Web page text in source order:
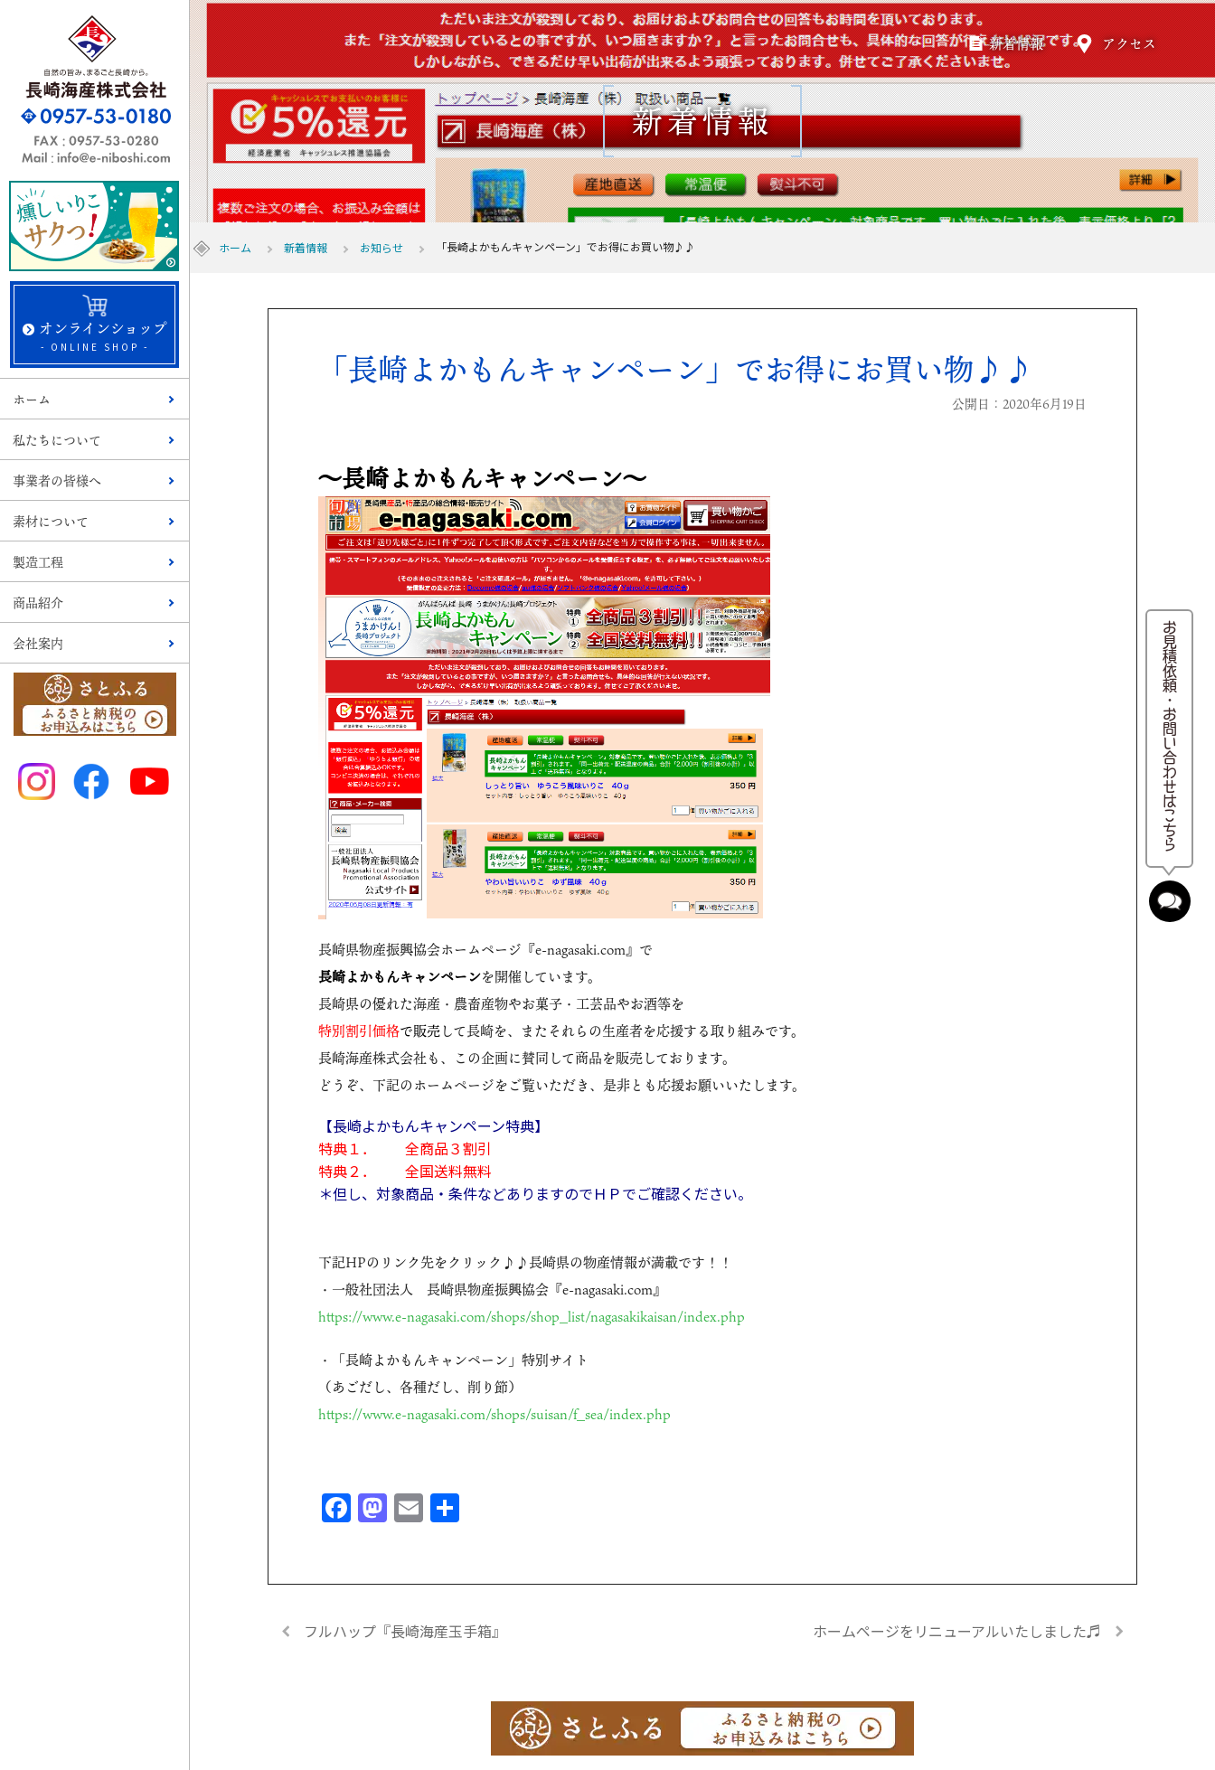
オンラインショップ
- ONLINE SHOP -
ホーム
私たちについて
事業者の皆様へ
素材について
製造工程
商品紹介
会社案内 お見積依頼・お問い合わせはこちら
新着情報 アクセス
新着情報
ホーム 新着情報 お知らせ 「長崎よかもんキャンペーン」でお得にお買い物♪♪
「長崎よかもんキャンペーン」でお得にお買い物♪♪
公開日：2020年6月19日
～長崎よかもんキャンペーン～
長崎県物産振興協会ホームページ『e-nagasaki.com』で
長崎よかもんキャンペーンを開催しています。
長崎県の優れた海産・農畜産物やお菓子・工芸品やお酒等を
特別割引価格で販売して長崎を、またそれらの生産者を応援する取り組みです。
長崎海産株式会社も、この企画に賛同して商品を販売しております。
どうぞ、下記のホームページをご覧いただき、是非とも応援お願いいたします。
【長崎よかもんキャンペーン特典】
特典１．
全商品３割引
特典２．
全国送料無料
＊但し、対象商品・条件などありますのでＨＰでご確認ください。
下記HPのリンク先をクリック♪♪長崎県の物産情報が満載です！！
・一般社団法人 長崎県物産振興協会『e-nagasaki.com』
https://www.e-nagasaki.com/shops/shop_list/nagasakikaisan/index.php
・「長崎よかもんキャンペーン」特別サイト
（あごだし、各種だし、削り節）
https://www.e-nagasaki.com/shops/suisan/f_sea/index.php
Facebook
Mastodon
Email
フルハップ『長崎海産玉手箱』 ホームページをリニューアルいたしました♬